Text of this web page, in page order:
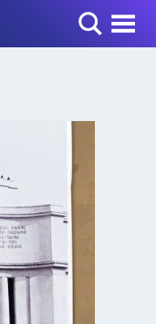
Toggle Menu